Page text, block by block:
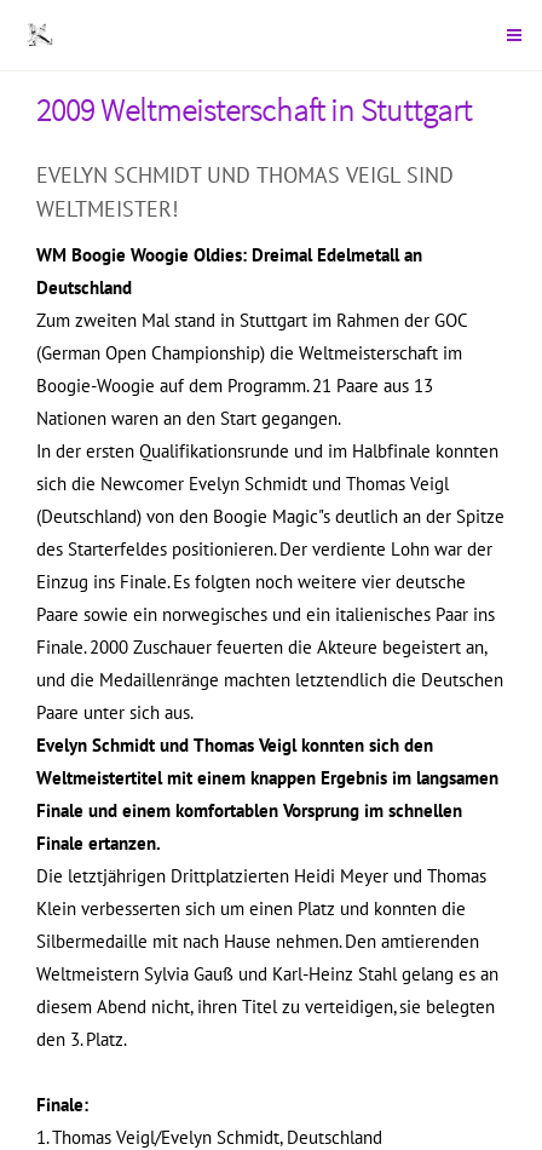
2009 Weltmeisterschaft in Stuttgart
EVELYN SCHMIDT UND THOMAS VEIGL SIND
WELTMEISTER!
WM Boogie Woogie Oldies: Dreimal Edelmetall an
Deutschland
Zum zweiten Mal stand in Stuttgart im Rahmen der GOC
(German Open Championship) die Weltmeisterschaft im
Boogie-Woogie auf dem Programm. 21 Paare aus 13
Nationen waren an den Start gegangen.
In der ersten Qualifikationsrunde und im Halbfinale konnten
sich die Newcomer Evelyn Schmidt und Thomas Veigl
(Deutschland) von den Boogie Magic"s deutlich an der Spitze
des Starterfeldes positionieren. Der verdiente Lohn war der
Einzug ins Finale. Es folgten noch weitere vier deutsche
Paare sowie ein norwegisches und ein italienisches Paar ins
Finale. 2000 Zuschauer feuerten die Akteure begeistert an,
und die Medaillenränge machten letztendlich die Deutschen
Paare unter sich aus.
Evelyn Schmidt und Thomas Veigl konnten sich den
Weltmeistertitel mit einem knappen Ergebnis im langsamen
Finale und einem komfortablen Vorsprung im schnellen
Finale ertanzen.
Die letztjährigen Drittplatzierten Heidi Meyer und Thomas
Klein verbesserten sich um einen Platz und konnten die
Silbermedaille mit nach Hause nehmen. Den amtierenden
Weltmeistern Sylvia Gauß und Karl-Heinz Stahl gelang es an
diesem Abend nicht, ihren Titel zu verteidigen, sie belegten
den 3. Platz.
Finale:
1. Thomas Veigl/Evelyn Schmidt, Deutschland